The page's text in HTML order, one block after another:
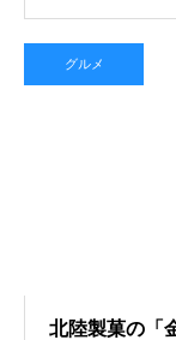
グルメ
北陸製菓の「